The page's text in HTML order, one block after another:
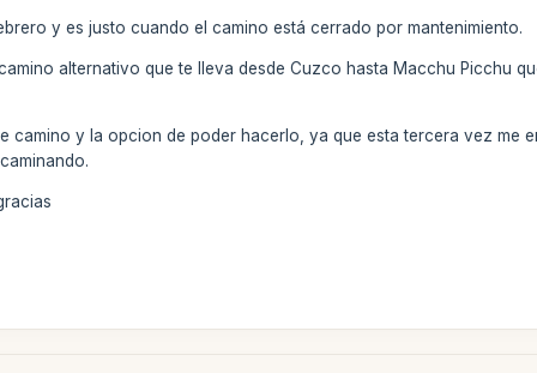
y es justo cuando el camino está cerrado por mantenimiento.
alternativo que te lleva desde Cuzco hasta Macchu Picchu
camino y la opcion de poder hacerlo, ya que esta tercera vez me